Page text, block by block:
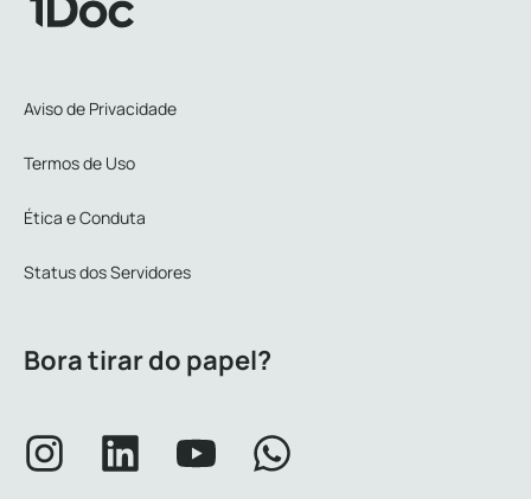
Aviso de Privacidade
Termos de Uso
Ética e Conduta
Status dos Servidores
Bora tirar do papel?